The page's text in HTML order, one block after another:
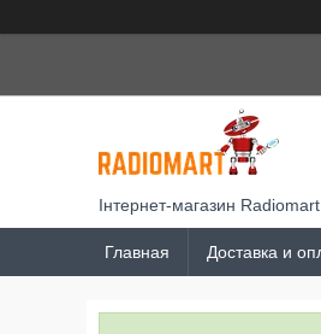
Інтернет-магазин Radiomart
Главная Доставка и